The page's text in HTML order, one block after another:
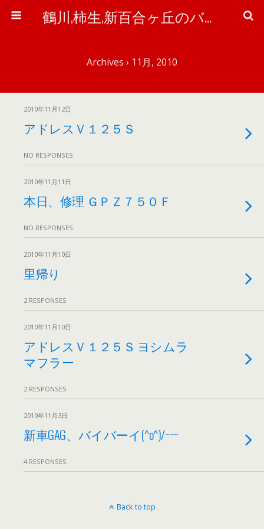
鶴川,柿生,新百合ヶ丘のバイク＆自転車屋さん「ワイズ・ピット」のブログ
Archives › 11月, 2010
2010年11月12日
アドレスＶ１２５Ｓ
NO RESPONSES
2010年11月11日
本日、修理 ＧＰＺ７５０Ｆ
NO RESPONSES
2010年11月10日
里帰り
2 RESPONSES
2010年11月10日
アドレスＶ１２５Ｓ ヨシムラ
マフラー
2 RESPONSES
2010年11月3日
新車GAG、バイバーイ(^o^)/~~~
4 RESPONSES
Back to top